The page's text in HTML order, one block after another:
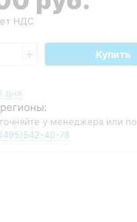
НДС
Купить
дня
у менеджера или по
40-78